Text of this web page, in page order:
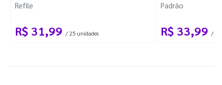
Refile
R$ 31,99 / 25 unidades
Padrão
R$ 33,99 / 10